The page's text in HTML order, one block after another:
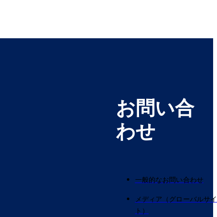
お問い合
わせ
一般的なお問い合わせ
メディア（グローバルサイ
ト）